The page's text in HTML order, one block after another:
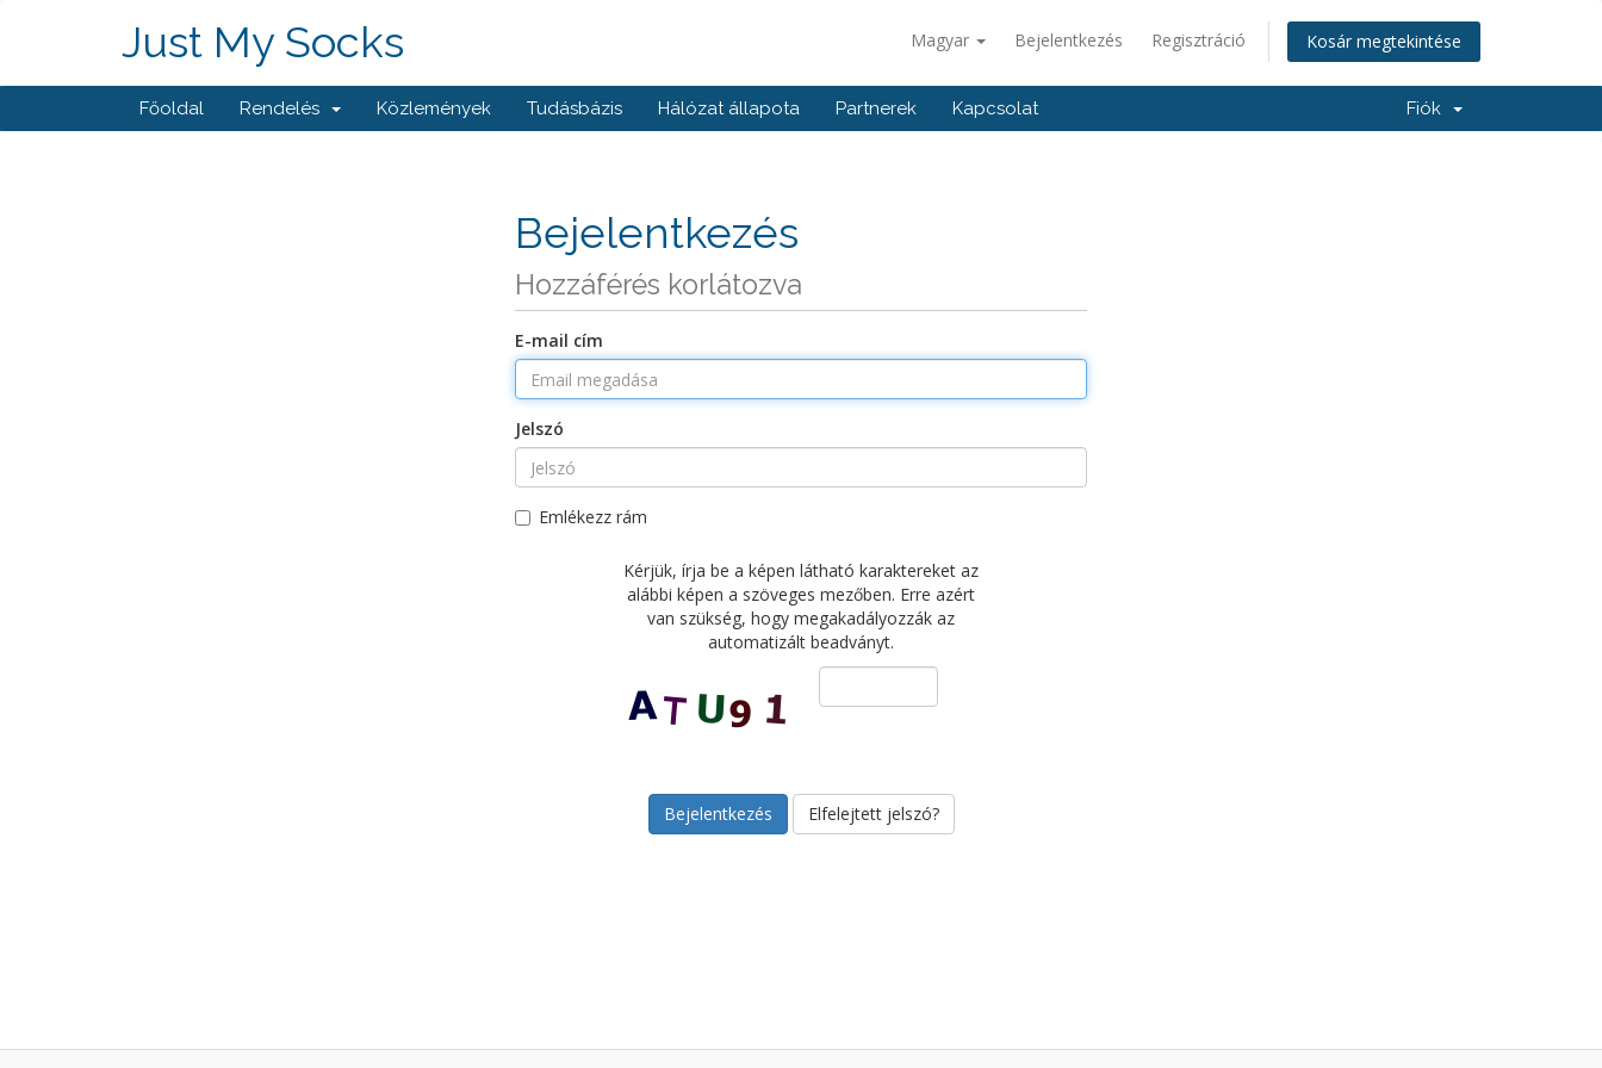
Magyar Bejelentkezés Regisztráció Kosár megtekintése
Just My Socks
Főoldal Rendelés Közlemények Tudásbázis Hálózat állapota Partnerek Kapcsolat Fiók
Bejelentkezés
Hozzáférés korlátozva
E-mail cím
Jelszó
Emlékezz rám
Kérjük, írja be a képen látható karaktereket az
alábbi képen a szöveges mezőben. Erre azért
van szükség, hogy megakadályozzák az
automatizált beadványt.
Elfelejtett jelszó?